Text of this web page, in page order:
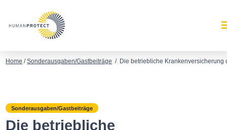
Home /Sonderausgaben/Gastbeiträge / Die betriebliche
Sonderausgaben/Gastbeiträge
Die betriebliche